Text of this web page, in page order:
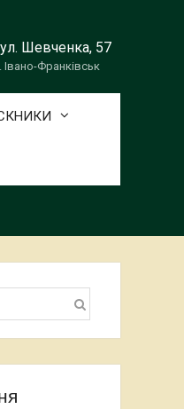
Шевченка, 57
Івано-Франківськ